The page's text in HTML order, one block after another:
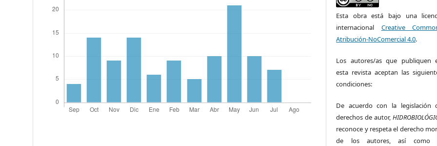
Esta obra está bajo una
internacional Creative
Atribución-NoComercial 4.0.
Los autores/as que publiquen
esta revista aceptan las
condiciones:
De acuerdo con la legislación
derechos de autor,
reconoce y respeta el derecho
de los autores, así como